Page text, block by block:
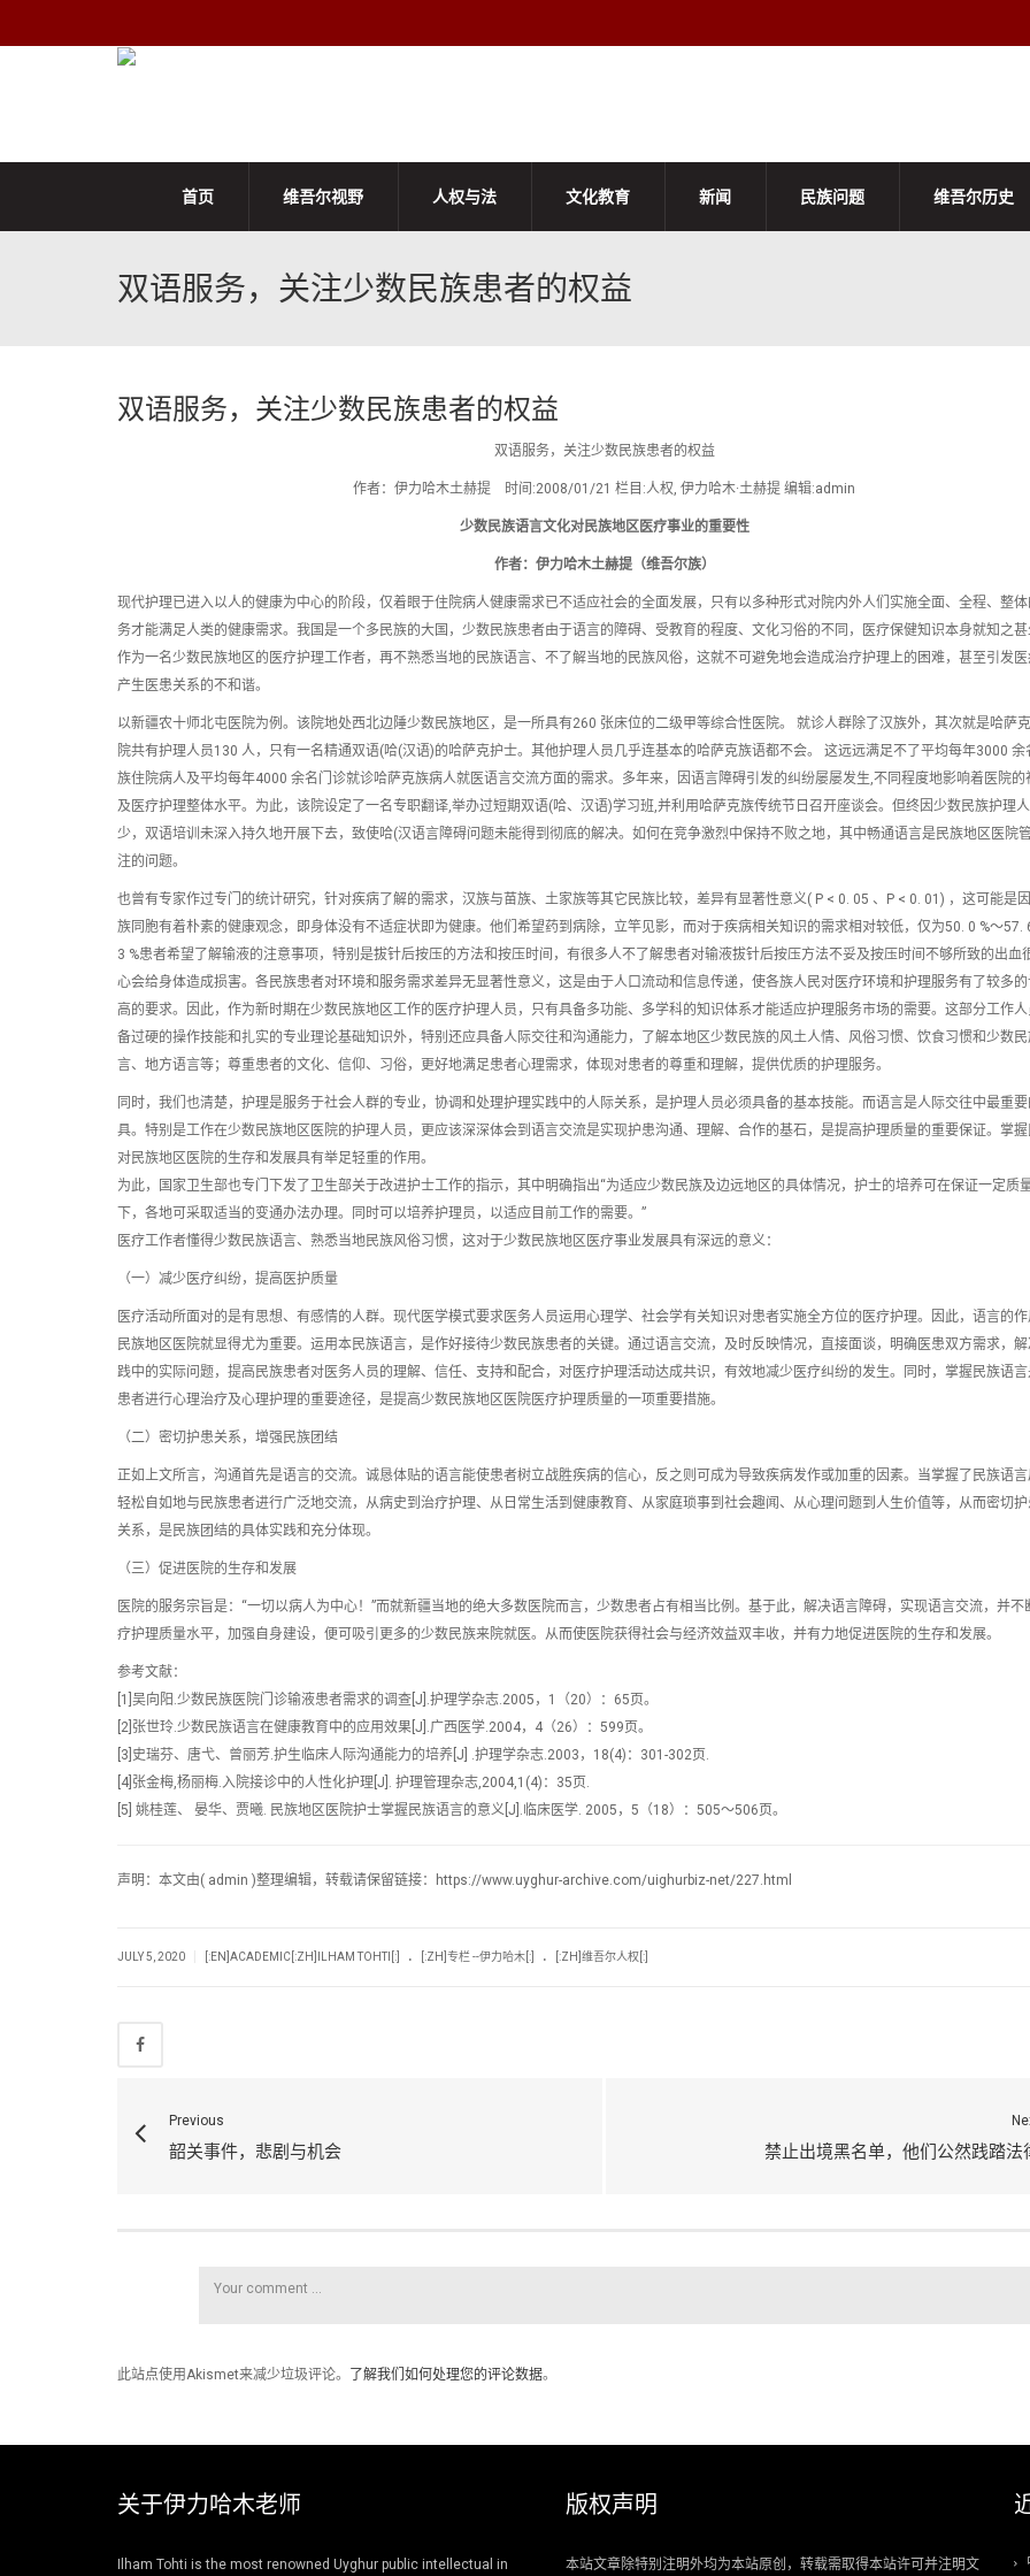
首页 维吾尔视野 人权与法 文化教育 新闻 民族问题 维吾尔历史
双语服务，关注少数民族患者的权益
双语服务，关注少数民族患者的权益
双语服务，关注少数民族患者的权益
作者：伊力哈木土赫提 时间:2008/01/21 栏目:人权, 伊力哈木·土赫提 编辑:admin
少数民族语言文化对民族地区医疗事业的重要性
作者：伊力哈木土赫提（维吾尔族）
现代护理已进入以人的健康为中心的阶段，仅着眼于住院病人健康需求已不适应社会的全面发展，只有以多种形式对院内外人们实施全面、全程、整
务才能满足人类的健康需求。我国是一个多民族的大国，少数民族患者由于语言的障碍、受教育的程度、文化习俗的不同，医疗保健知识本身就知之
作为一名少数民族地区的医疗护理工作者，再不熟悉当地的民族语言、不了解当地的民族风俗，这就不可避免地会造成治疗护理上的困难，甚至引发
产生医患关系的不和谐。
以新疆农十师北屯医院为例。该院地处西北边陲少数民族地区，是一所具有260 张床位的二级甲等综合性医院。 就诊人群除了汉族外，其次就是哈萨
院共有护理人员130 人，只有一名精通双语(哈(汉语)的哈萨克护士。其他护理人员几乎连基本的哈萨克族语都不会。 这远远满足不了平均每年3000 余
族住院病人及平均每年4000 余名门诊就诊哈萨克族病人就医语言交流方面的需求。多年来，因语言障碍引发的纠纷屡屡发生,不同程度地影响着医院的
及医疗护理整体水平。为此，该院设定了一名专职翻译,举办过短期双语(哈、汉语)学习班,并利用哈萨克族传统节日召开座谈会。但终因少数民族护理
少，双语培训未深入持久地开展下去，致使哈(汉语言障碍问题未能得到彻底的解决。如何在竞争激烈中保持不败之地，其中畅通语言是民族地区医院
注的问题。
也曾有专家作过专门的统计研究，针对疾病了解的需求，汉族与苗族、土家族等其它民族比较，差异有显著性意义( P < 0. 05 、P < 0. 01) ，这可能是
族同胞有着朴素的健康观念，即身体没有不适症状即为健康。他们希望药到病除，立竿见影，而对于疾病相关知识的需求相对较低，仅为50. 0 %～57.
3 %患者希望了解输液的注意事项，特别是拔针后按压的方法和按压时间，有很多人不了解患者对输液拔针后按压方法不妥及按压时间不够所致的出血
心会给身体造成损害。各民族患者对环境和服务需求差异无显著性意义，这是由于人口流动和信息传递，使各族人民对医疗环境和护理服务有了较多
高的要求。因此，作为新时期在少数民族地区工作的医疗护理人员，只有具备多功能、多学科的知识体系才能适应护理服务市场的需要。这部分工作
备过硬的操作技能和扎实的专业理论基础知识外，特别还应具备人际交往和沟通能力，了解本地区少数民族的风土人情、风俗习惯、饮食习惯和少数
言、地方语言等；尊重患者的文化、信仰、习俗，更好地满足患者心理需求，体现对患者的尊重和理解，提供优质的护理服务。
同时，我们也清楚，护理是服务于社会人群的专业，协调和处理护理实践中的人际关系，是护理人员必须具备的基本技能。而语言是人际交往中最重
具。特别是工作在少数民族地区医院的护理人员，更应该深深体会到语言交流是实现护患沟通、理解、合作的基石，是提高护理质量的重要保证。掌
对民族地区医院的生存和发展具有举足轻重的作用。
为此，国家卫生部也专门下发了卫生部关于改进护士工作的指示，其中明确指出“为适应少数民族及边远地区的具体情况，护士的培养可在保证一定质
下，各地可采取适当的变通办法办理。同时可以培养护理员，以适应目前工作的需要。”
医疗工作者懂得少数民族语言、熟悉当地民族风俗习惯，这对于少数民族地区医疗事业发展具有深远的意义：
（一）减少医疗纠纷，提高医护质量
医疗活动所面对的是有思想、有感情的人群。现代医学模式要求医务人员运用心理学、社会学有关知识对患者实施全方位的医疗护理。因此，语言的
民族地区医院就显得尤为重要。运用本民族语言，是作好接待少数民族患者的关键。通过语言交流，及时反映情况，直接面谈，明确医患双方需求，
践中的实际问题，提高民族患者对医务人员的理解、信任、支持和配合，对医疗护理活动达成共识，有效地减少医疗纠纷的发生。同时，掌握民族语
患者进行心理治疗及心理护理的重要途径，是提高少数民族地区医院医疗护理质量的一项重要措施。
（二）密切护患关系，增强民族团结
正如上文所言，沟通首先是语言的交流。诚恳体贴的语言能使患者树立战胜疾病的信心，反之则可成为导致疾病发作或加重的因素。当掌握了民族语
轻松自如地与民族患者进行广泛地交流，从病史到治疗护理、从日常生活到健康教育、从家庭琐事到社会趣闻、从心理问题到人生价值等，从而密切
关系，是民族团结的具体实践和充分体现。
（三）促进医院的生存和发展
医院的服务宗旨是：“一切以病人为中心！”而就新疆当地的绝大多数医院而言，少数患者占有相当比例。基于此，解决语言障碍，实现语言交流，并不
疗护理质量水平，加强自身建设，便可吸引更多的少数民族来院就医。从而使医院获得社会与经济效益双丰收，并有力地促进医院的生存和发展。
参考文献：
[1]吴向阳.少数民族医院门诊输液患者需求的调查[J].护理学杂志.2005，1（20）：65页。
[2]张世玲.少数民族语言在健康教育中的应用效果[J].广西医学.2004，4（26）：599页。
[3]史瑞芬、唐弋、曾丽芳.护生临床人际沟通能力的培养[J] .护理学杂志.2003，18(4)：301-302页.
[4]张金梅,杨丽梅.入院接诊中的人性化护理[J]. 护理管理杂志,2004,1(4)：35页.
[5] 姚桂莲、 晏华、贾曦. 民族地区医院护士掌握民族语言的意义[J].临床医学. 2005，5（18）：505～506页。
声明：本文由( admin )整理编辑，转载请保留链接：https://www.uyghur-archive.com/uighurbiz-net/227.html
JULY 5, 2020 [:EN]ACADEMIC[:ZH]ILHAM TOHTI[:] . [:ZH]专栏 --伊力哈木[:] . [:ZH]维吾尔人权[:]
Previous
韶关事件，悲剧与机会 禁止出境黑名单，他们公然践踏法
此站点使用Akismet来减少垃圾评论。 了解我们如何处理您的评论数据。
关于伊力哈木老师
Ilham Tohti is the most renowned Uyghur public intellectual in
版权声明
本站文章除特别注明外均为本站原创，转载需取得本站许可并注明文